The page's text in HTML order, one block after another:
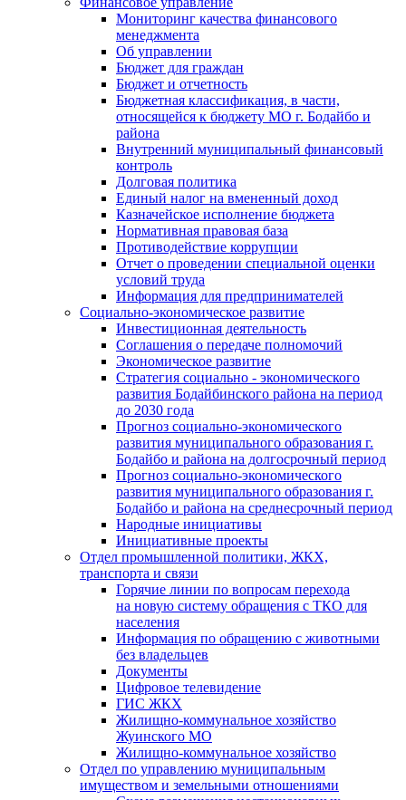
Мониторинг качества финансового
менеджмента
Об управлении
Бюджет для граждан
Бюджет и отчетность
Бюджетная классификация, в части,
относящейся к бюджету МО г. Бодайбо и
района
Внутренний муниципальный финансовый
контроль
Долговая политика
Единый налог на вмененный доход
Казначейское исполнение бюджета
Нормативная правовая база
Противодействие коррупции
Отчет о проведении специальной оценки
условий труда
Информация для предпринимателей
Социально-экономическое развитие
Инвестиционная деятельность
Соглашения о передаче полномочий
Экономическое развитие
Стратегия социально - экономического
развития Бодайбинского района на период
до 2030 года
Прогноз социально-экономического
развития муниципального образования г.
Бодайбо и района на долгосрочный период
Прогноз социально-экономического
развития муниципального образования г.
Бодайбо и района на среднесрочный период
Народные инициативы
Инициативные проекты
Отдел промышленной политики, ЖКХ,
транспорта и связи
Горячие линии по вопросам перехода
на новую систему обращения с ТКО для
населения
Информация по обращению с животными
без владельцев
Документы
Цифровое телевидение
ГИС ЖКХ
Жилищно-коммунальное хозяйство
Жуинского МО
Жилищно-коммунальное хозяйство
Отдел по управлению муниципальным
имуществом и земельными отношениями